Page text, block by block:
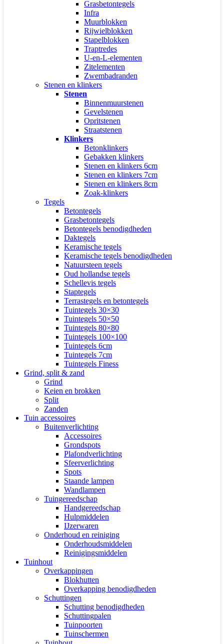
Grasbetontegels
Infra
Muurblokken
Rijwielblokken
Stapelblokken
Traptredes
U-en-L-elementen
Zitelementen
Zwembadranden
Stenen en klinkers
Stenen
Binnenmuurstenen
Gevelstenen
Opritstenen
Straatstenen
Klinkers
Betonklinkers
Gebakken klinkers
Stenen en klinkers 6cm
Stenen en klinkers 7cm
Stenen en klinkers 8cm
Zoak-klinkers
Tegels
Betontegels
Grasbetontegels
Betontegels benodigdheden
Daktegels
Keramische tegels
Keramische tegels benodigdheden
Natuursteen tegels
Oud hollandse tegels
Schellevis tegels
Staptegels
Terrastegels en betontegels
Tuintegels 30×30
Tuintegels 50×50
Tuintegels 80×80
Tuintegels 100×100
Tuintegels 6cm
Tuintegels 7cm
Tuintegels Finess
Grind, split & zand
Grind
Keien en brokken
Split
Zanden
Tuin accessoires
Buitenverlichting
Accessoires
Grondspots
Plafondverlichting
Sfeerverlichting
Spots
Staande lampen
Wandlampen
Tuingereedschap
Handgereedschap
Hulpmiddelen
IJzerwaren
Onderhoud en reiniging
Onderhoudsmiddelen
Reinigingsmiddelen
Tuinhout
Overkappingen
Blokhutten
Overkapping benodigdheden
Schuttingen
Schutting benodigdheden
Schuttingpalen
Tuinpoorten
Tuinschermen